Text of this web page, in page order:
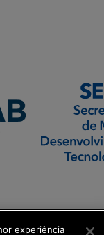
experiência